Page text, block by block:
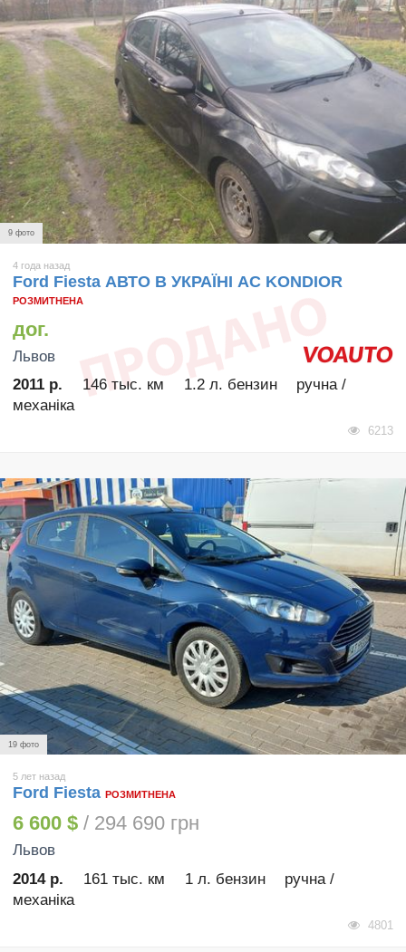
9 фото
4 года назад
Ford Fiesta АВТО В УКРАЇНІ AC KONDIOR
РОЗМИТНЕНА
дог.
Львов
2011 р.
146 тыс. км 1.2 л. бензин
ручна /
механіка
6213
19 фото
5 лет назад
Ford Fiesta РОЗМИТНЕНА
6 600 $ / 294 690 грн
Львов
2014 р.
161 тыс. км 1 л. бензин
ручна /
механіка
4801